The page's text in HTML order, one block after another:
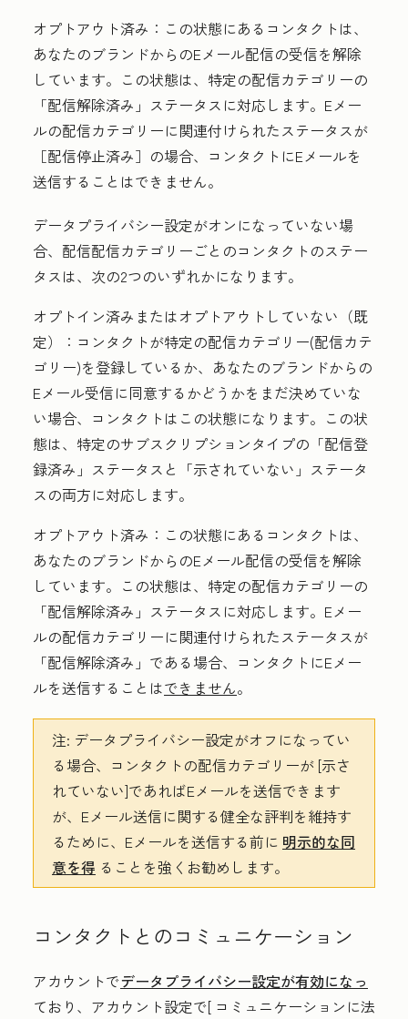
オプトアウト済み： この状態にあるコンタクトは、
あなたのブランドからのEメール配信の受信を解除
しています。この状態は、特定の配信カテゴリーの
「配信解除済み」ステータスに対応します。 Eメー
ルの配信カテゴリーに関連付けられたステータスが
［配信停止済み］ の場合、コンタクトにEメールを
送信することはできません。
データプライバシー設定がオンになっていない場
合、配信配信カテゴリーごとのコンタクトのステー
タスは、次の2つのいずれかになります。
オプトイン済み またはオプトアウトしていない（既
定）
：コンタクトが特定の配信カテゴリー(配信カテ
ゴリー)を登録しているか、あなたのブランドからの
Eメール受信に同意するかどうかをまだ決めていな
い場合、コンタクトはこの状態になります。この状
態は、特定のサブスクリプションタイプの 「配信登
録済み」ステータスと 「示されていない」ステータ
スの両方に対応します。
オプトアウト済み： この状態にあるコンタクトは、
あなたのブランドからのEメール配信の受信を解除
しています。この状態は、特定の配信カテゴリーの
「配信解除済み」ステータスに対応します。Eメー
ルの配信カテゴリーに関連付けられたステータスが
「配信解除済み」である場合、コンタクトにEメー
ルを送信することはできません。
注: データプライバシー設定がオフになってい
る場合、コンタクトの配信カテゴリーが [示さ
れていない]であればEメールを送信できます
が、Eメール送信に関する健全な評判を維持す
るために、Eメールを送信する前に 明示的な同
意を得 ることを強くお勧めします。
コンタクトとのコミュニケーション
アカウントでデータプライバシー設定が有効になっ
ており、アカウント設定で[ コミュニケーションに法